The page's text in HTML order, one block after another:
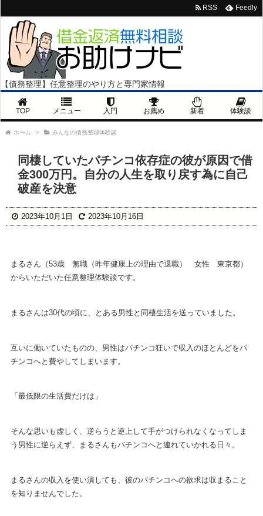
【債務整理】任意整理のやり方と専門家情報
TOP メニュー 入門 お薦め 新着 体験談
RSS Feedly
ホーム > みんなの債務整理体験談
同棲していたパチンコ依存症の彼が原因で借
金300万円。自分の人生を取り戻す為に自己
破産を決意
2023年10月1日 2023年10月16日
まるさん（53歳 無職（昨年健康上の理由で退職） 女性 東京都）
からいただいた任意整理体験談です。
まるさんは30代の頃に、とある男性と同棲生活を送っていました。
互いに働いていたものの、男性はパチンコ狂いで収入のほとんどをパ
チンコへと費やしてしまいます。
「最低限の生活費だけは」
そんな思いも虚しく、逆らうと逆上して手がつけられなくなってしま
う男性に逆らえず、まるさんもパチンコへと連れていかれる日々。
まるさんの収入を使い潰しても、彼のパチンコへの欲求は収まること
を知りませんでした。